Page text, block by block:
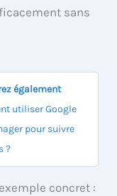
sans
également
utiliser Google
pour suivre
?
concret :